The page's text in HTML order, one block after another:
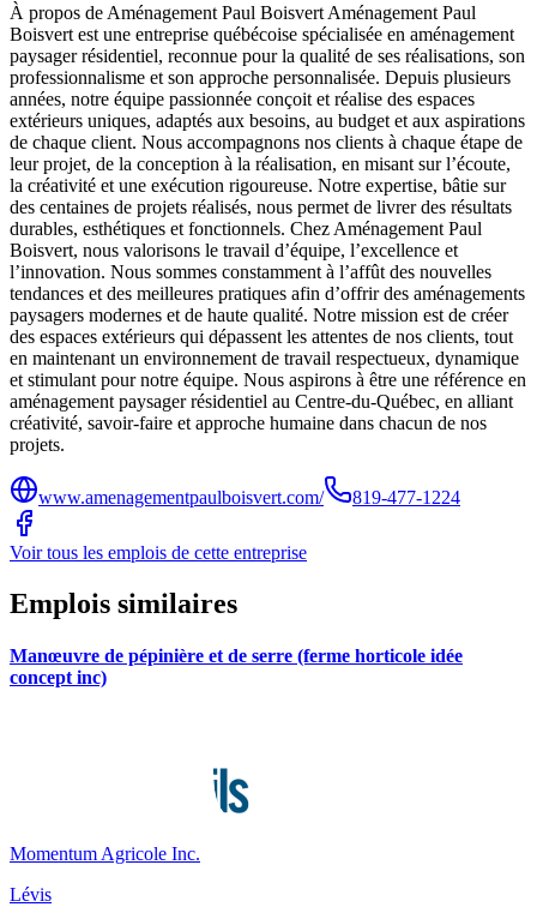
À propos de Aménagement Paul Boisvert Aménagement Paul
Boisvert est une entreprise québécoise spécialisée en aménagement
paysager résidentiel, reconnue pour la qualité de ses réalisations, son
professionnalisme et son approche personnalisée. Depuis plusieurs
années, notre équipe passionnée conçoit et réalise des espaces
extérieurs uniques, adaptés aux besoins, au budget et aux aspirations
de chaque client. Nous accompagnons nos clients à chaque étape de
leur projet, de la conception à la réalisation, en misant sur l’écoute,
la créativité et une exécution rigoureuse. Notre expertise, bâtie sur
des centaines de projets réalisés, nous permet de livrer des résultats
durables, esthétiques et fonctionnels. Chez Aménagement Paul
Boisvert, nous valorisons le travail d’équipe, l’excellence et
l’innovation. Nous sommes constamment à l’affût des nouvelles
tendances et des meilleures pratiques afin d’offrir des aménagements
paysagers modernes et de haute qualité. Notre mission est de créer
des espaces extérieurs qui dépassent les attentes de nos clients, tout
en maintenant un environnement de travail respectueux, dynamique
et stimulant pour notre équipe. Nous aspirons à être une référence en
aménagement paysager résidentiel au Centre-du-Québec, en alliant
créativité, savoir-faire et approche humaine dans chacun de nos
projets.
www.amenagementpaulboisvert.com/ 819-477-1224
Voir tous les emplois de cette entreprise
Emplois similaires
Manœuvre de pépinière et de serre (ferme horticole idée
concept inc)
Momentum Agricole Inc.
Lévis